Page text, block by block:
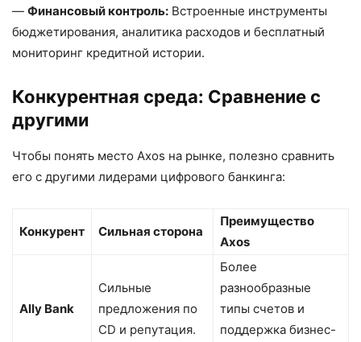
— Финансовый контроль: Встроенные инструменты
бюджетирования, аналитика расходов и бесплатный
мониторинг кредитной истории.
Конкурентная среда: Сравнение с
другими
Чтобы понять место Axos на рынке, полезно сравнить
его с другими лидерами цифрового банкинга:
Конкурент Сильная сторона
Преимущество
Axos
Ally Bank
Сильные
предложения по
CD и репутация.
Более
разнообразные
типы счетов и
поддержка бизнес-